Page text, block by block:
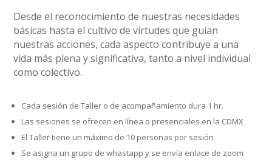
Desde el reconocimiento de nuestras necesidades
básicas hasta el cultivo de virtudes que guían
nuestras acciones, cada aspecto contribuye a una
vida más plena y significativa, tanto a nivel individual
como colectivo.
Cada sesión de Taller o de acompañamiento dura 1 hr.
Las sesiones se ofrecen en línea o presenciales en la CDMX
El Taller tiene un máximo de 10 personas por sesión
Se asigna un grupo de whastapp y se envía enlace de zoom